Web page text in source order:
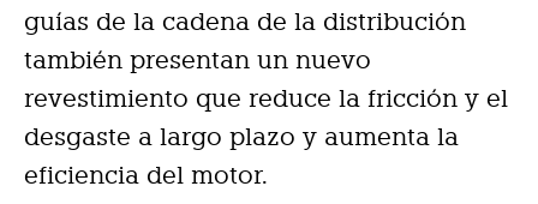
guías de la cadena de la distribución
también presentan un nuevo
revestimiento que reduce la fricción y el
desgaste a largo plazo y aumenta la
eficiencia del motor.